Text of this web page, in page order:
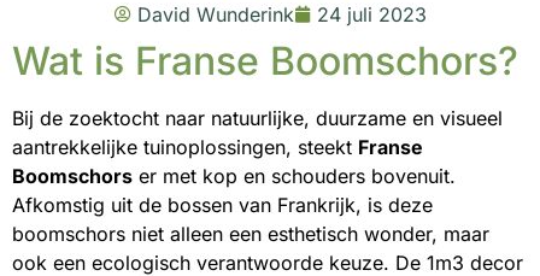
David Wunderink 24 juli 2023
Wat is Franse Boomschors?
Bij de zoektocht naar natuurlijke, duurzame en visueel
aantrekkelijke tuinoplossingen, steekt Franse
Boomschors er met kop en schouders bovenuit.
Afkomstig uit de bossen van Frankrijk, is deze
boomschors niet alleen een esthetisch wonder, maar
ook een ecologisch verantwoorde keuze. De 1m3 decor